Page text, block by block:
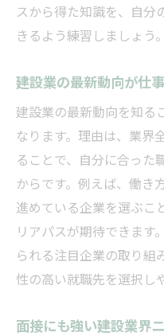
スから得た知識を、自分
きるよう練習しましょう。
建設業の最新動向が仕
建設業の最新動向を知る
なります。理由は、業界
ることで、自分に合った
からです。例えば、働き
進めている企業を選ぶこ
リアパスが期待できます
られる注目企業の取り組
性の高い就職先を選択し
面接にも強い建設業界